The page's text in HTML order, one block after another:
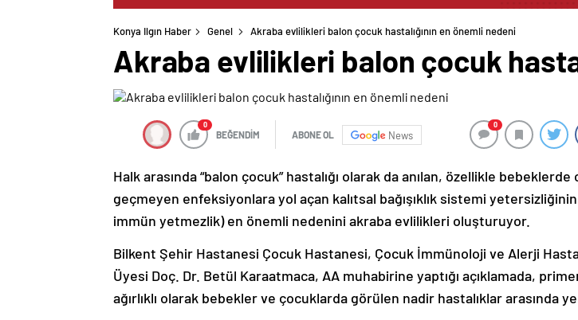
Konya Ilgın Haber Genel Akraba evlilikleri balon çocuk hastalığının en önemli nedeni
Akraba evlilikleri balon çocuk
0
BEĞENDİM ABONE OL News
0
Halk arasında “balon çocuk” hastalığı olarak da anılan, özellikle
geçmeyen enfeksiyonlara yol açan kalıtsal bağışıklık sistemi
immün yetmezlik) en önemli nedenini akraba evlilikleri oluşturuyor.
Bilkent Şehir Hastanesi Çocuk Hastanesi, Çocuk İmmünoloji ve Alerji
Üyesi Doç. Dr. Betül Karaatmaca, AA muhabirine yaptığı açıklamada,
ağırlıklı olarak bebekler ve çocuklarda görülen nadir hastalıklar arasında